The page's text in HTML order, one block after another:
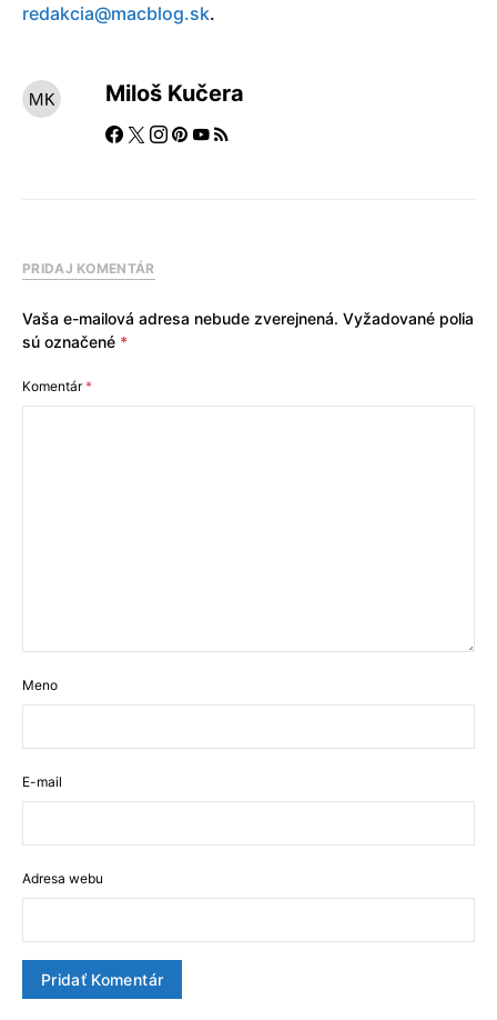
redakcia@macblog.sk.
Miloš Kučera
PRIDAJ KOMENTÁR
Vaša e-mailová adresa nebude zverejnená. Vyžadované polia
sú označené *
Komentár*
Meno
E-mail
Adresa webu